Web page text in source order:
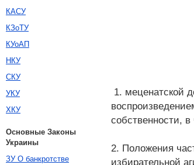
1. меценатской
собственности,
2. Положения
избирательной
КАСУ
КЗоТУ
КУоАП
НКУ
СКУ
УКУ
ХКУ
Основные Законы
Украины
ЗУ О банкротстве